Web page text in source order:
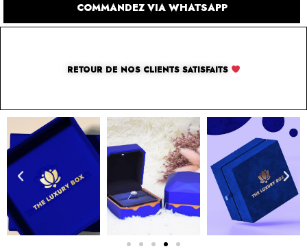
COMMANDEZ VIA WHATSAPP
RETOUR DE NOS CLIENTS SATISFAITS